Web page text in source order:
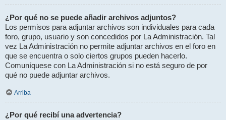
¿Por qué no se puede añadir archivos adjuntos?
Los permisos para adjuntar archivos son individuales para cada
foro, grupo, usuario y son concedidos por La Administración. Tal
vez La Administración no permite adjuntar archivos en el foro en
que se encuentra o solo ciertos grupos pueden hacerlo.
Comuníquese con La Administración si no está seguro de por
qué no puede adjuntar archivos.
Arriba
¿Por qué recibí una advertencia?